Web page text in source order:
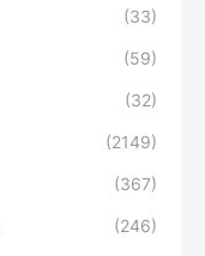
(33)
(59)
(32)
(2149)
(367)
(246)